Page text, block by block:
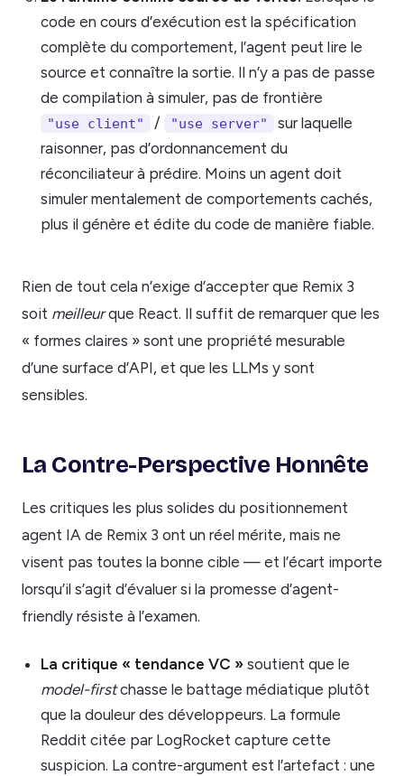
code en cours d’exécution est la spécification
complète du comportement, l’agent peut lire le
source et connaître la sortie. Il n’y a pas de passe
de compilation à simuler, pas de frontière
"use client" / "use server"
sur laquelle
raisonner, pas d’ordonnancement du
réconciliateur à prédire. Moins un agent doit
simuler mentalement de comportements cachés,
plus il génère et édite du code de manière fiable.
Rien de tout cela n’exige d’accepter que Remix 3
soit meilleurque React. Il suffit de remarquer que les
« formes claires » sont une propriété mesurable
d’une surface d’API, et que les LLMs y sont
sensibles.
La Contre-Perspective Honnête
Les critiques les plus solides du positionnement
agent IA de Remix 3 ont un réel mérite, mais ne
visent pas toutes la bonne cible — et l’écart importe
lorsqu’il s’agit d’évaluer si la promesse d’agent-
friendly résiste à l’examen.
La critique « tendance VC »soutient que le
model-firstchasse le battage médiatique plutôt
que la douleur des développeurs. La formule
Reddit citée par LogRocket capture cette
suspicion. La contre-argument est l’artefact : une